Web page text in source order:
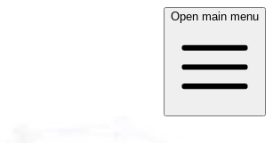
Open main menu